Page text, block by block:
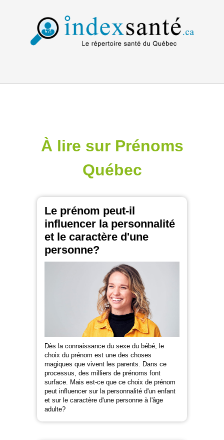
À lire sur Prénoms
Québec
Le prénom peut-il
influencer la personnalité
et le caractère d'une
personne?
Dès la connaissance du sexe du bébé, le
choix du prénom est une des choses
magiques que vivent les parents. Dans ce
processus, des milliers de prénoms font
surface. Mais est-ce que ce choix de prénom
peut influencer sur la personnalité d'un enfant
et sur le caractère d'une personne à l'âge
adulte?